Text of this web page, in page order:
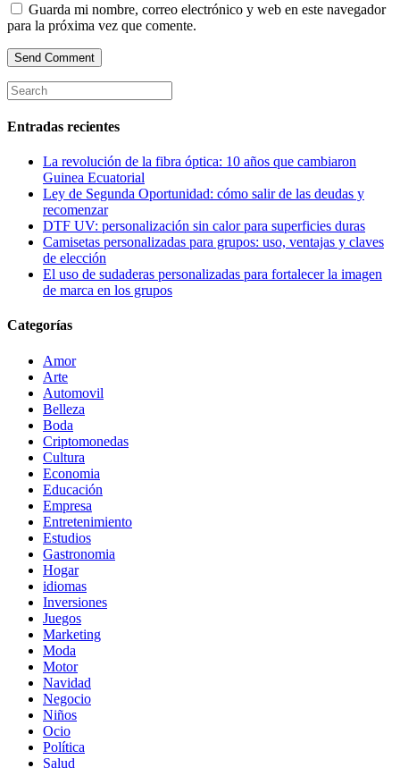
Guarda mi nombre, correo electrónico y web en este navegador
para la próxima vez que comente.
Entradas recientes
La revolución de la fibra óptica: 10 años que cambiaron
Guinea Ecuatorial
Ley de Segunda Oportunidad: cómo salir de las deudas y
recomenzar
DTF UV: personalización sin calor para superficies duras
Camisetas personalizadas para grupos: uso, ventajas y claves
de elección
El uso de sudaderas personalizadas para fortalecer la imagen
de marca en los grupos
Categorías
Amor
Arte
Automovil
Belleza
Boda
Criptomonedas
Cultura
Economia
Educación
Empresa
Entretenimiento
Estudios
Gastronomia
Hogar
idiomas
Inversiones
Juegos
Marketing
Moda
Motor
Navidad
Negocio
Niños
Ocio
Política
Salud